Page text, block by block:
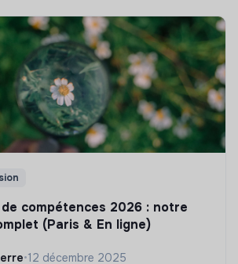
compétences 2026 : notre
(Paris & En ligne)
•12 décembre 2025